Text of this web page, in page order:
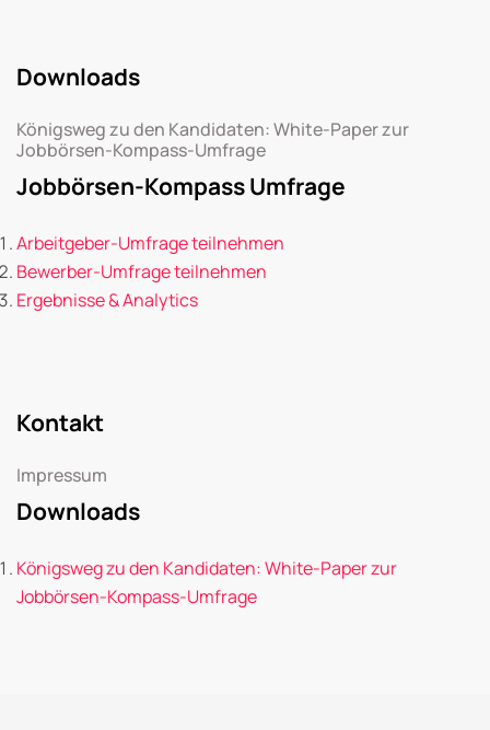
Downloads
Königsweg zu den Kandidaten: White-Paper zur
Jobbörsen-Kompass-Umfrage
Jobbörsen-Kompass Umfrage
Arbeitgeber-Umfrage teilnehmen
Bewerber-Umfrage teilnehmen
Ergebnisse & Analytics
Kontakt
Impressum
Downloads
Königsweg zu den Kandidaten: White-Paper zur
Jobbörsen-Kompass-Umfrage